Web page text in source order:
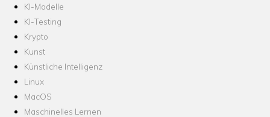
KI-Modelle
KI-Testing
Krypto
Kunst
Künstliche Intelligenz
Linux
MacOS
Maschinelles Lernen